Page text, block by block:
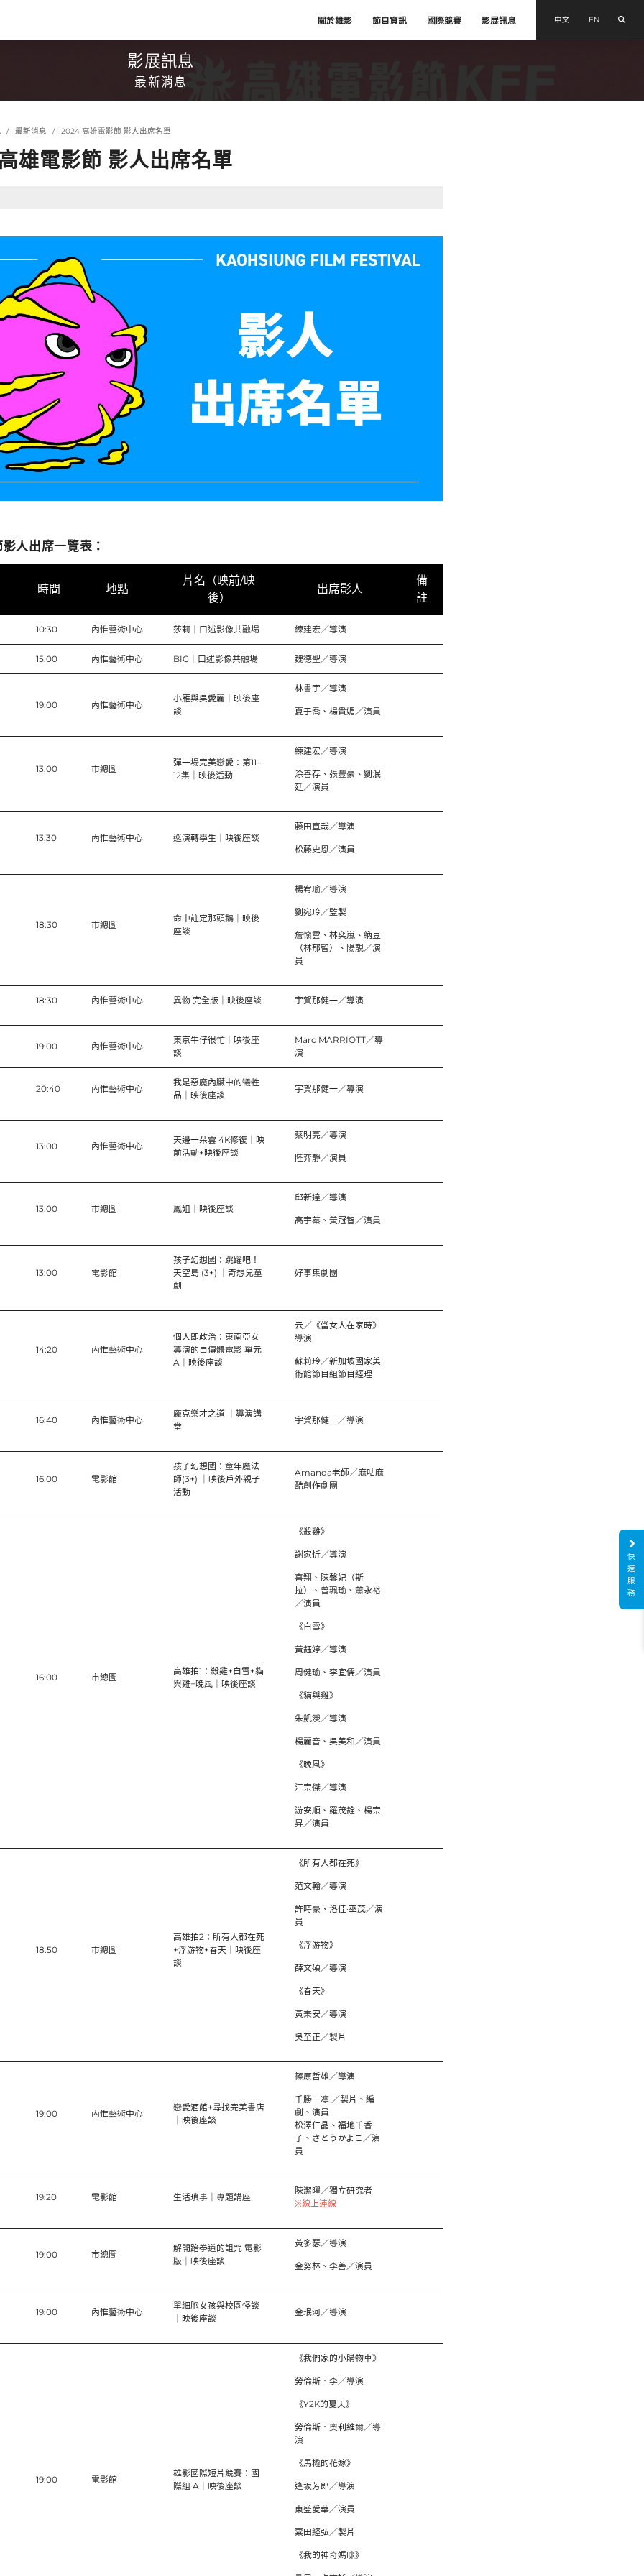
關於雄影 節目資訊 國際競賽 影展訊息 中文 EN
影展訊息
最新消息
最新消息 2024 高雄電影節 影人出席名單
雄電影節 影人出席名單
人出席一覽表：
時間 地點
片名（映前/映
後）
出席影人
備
註
10:30 內惟藝術中心 莎莉｜口述影像共融場 練建宏／導演
15:00 內惟藝術中心 BIG｜口述影像共融場 魏德聖／導演
19:00 內惟藝術中心
小雁與吳愛麗｜映後座
談
林書宇／導演
夏于喬、楊貴媚／演員
13:00 市總圖
彈一場完美戀愛：第11–
12集｜映後活動
練建宏／導演
涂善存、張豐豪、劉泯
廷／演員
13:30 內惟藝術中心 巡演轉學生｜映後座談
藤田直哉／導演
松藤史恩／演員
18:30 市總圖
命中註定那頭鵝｜映後
座談
楊宥瑜／導演
劉宛玲／監製
詹懷雲、林奕嵐、納豆
（林郁智）、陽靚／演
員
18:30 內惟藝術中心 異物 完全版｜映後座談 宇賀那健一／導演
19:00 內惟藝術中心
東京牛仔很忙｜映後座
談
Marc MARRIOTT／導
演
20:40 內惟藝術中心
我是惡魔內臟中的犧牲
品｜映後座談
宇賀那健一／導演
13:00 內惟藝術中心
天邊一朵雲 4K修復｜映
前活動+映後座談
蔡明亮／導演
陸弈靜／演員
13:00 市總圖 鳳姐｜映後座談
邱新達／導演
高宇蓁、黃冠智／演員
13:00 電影館
孩子幻想國：跳躍吧！
天空島 (3+) ｜奇想兒童
劇
好事集劇團
14:20 內惟藝術中心
個人即政治：東南亞女
導演的自傳體電影 單元
A｜映後座談
云／《當女人在家時》
導演
蘇莉玲／新加坡國家美
術館節目組節目經理
16:40 內惟藝術中心
龐克樂才之道 ｜導演講
堂
宇賀那健一／導演
16:00 電影館
孩子幻想國：童年魔法
師(3+) ｜映後戶外親子
活動
Amanda老師／麻咕麻
酷創作劇團
16:00 市總圖
高雄拍1：殺雞+白雪+貓
與雞+晚風｜映後座談
《殺雞》
謝家忻／導演
喜翔、陳馨妃（斯
拉）、曾珮瑜、蕭永裕
／演員
《白雪》
黃鈺婷／導演
周健瑜、李宜儒／演員
《貓與雞》
朱凱濙／導演
楊麗音、吳美和／演員
《晚風》
江宗傑／導演
游安順、羅茂銓、楊宗
昇／演員
18:50 市總圖
高雄拍2：所有人都在死
+浮游物+春天｜映後座
談
《所有人都在死》
范文翰／導演
許時豪、洛佳·巫茂／演
員
《浮游物》
薛文碩／導演
《春天》
黃秉安／導演
吳至正／製片
19:00 內惟藝術中心
戀愛酒館+尋找完美書店
｜映後座談
篠原哲雄／導演
千勝一凛 ／製片、編
劇、演員
松澤仁晶、福地千香
子、さとうかよこ／演
員
19:20 電影館 生活瑣事｜專題講座
陳潔曜／獨立研究者
※線上連線
19:00 市總圖
解開跆拳道的詛咒 電影
版｜映後座談
黃多瑟／導演
金努林、李善／演員
19:00 內惟藝術中心
單細胞女孩與校園怪談
｜映後座談
金珉河／導演
19:00 電影館
雄影國際短片競賽：國
際組 A｜映後座談
《我們家的小購物車》
勞倫斯．李／導演
《Y2K的夏天》
勞倫斯．奧利維爾／導
演
《馬橇的花嫁》
逢坂芳郎／導演
東盛愛華／演員
粟田經弘／製片
《我的神奇媽咪》
快
速
服
務